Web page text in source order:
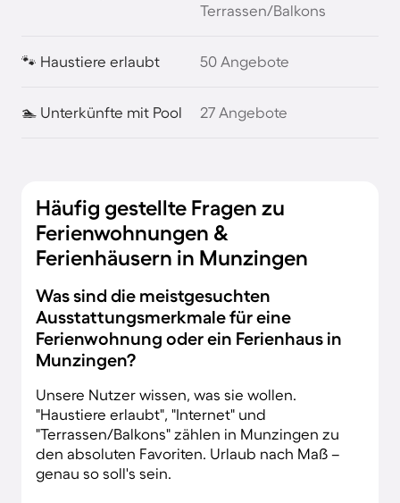
Terrassen/Balkons
🐾 Haustiere erlaubt 50 Angebote
🏊 Unterkünfte mit Pool 27 Angebote
Häufig gestellte Fragen zu
Ferienwohnungen &
Ferienhäusern in Munzingen
Was sind die meistgesuchten
Ausstattungsmerkmale für eine
Ferienwohnung oder ein Ferienhaus in
Munzingen?
Unsere Nutzer wissen, was sie wollen.
"Haustiere erlaubt", "Internet" und
"Terrassen/Balkons" zählen in Munzingen zu
den absoluten Favoriten. Urlaub nach Maß –
genau so soll's sein.